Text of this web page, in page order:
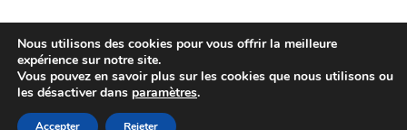
Nous utilisons des cookies pour vous offrir la meilleure
expérience sur notre site.
Vous pouvez en savoir plus sur les cookies que nous utilisons ou
les désactiver dans paramètres.
Accepter Rejeter